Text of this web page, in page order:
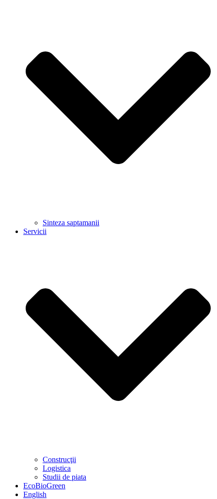
Sinteza saptamanii
Servicii
Construcţii
Logistica
Studii de piata
EcoBioGreen
English